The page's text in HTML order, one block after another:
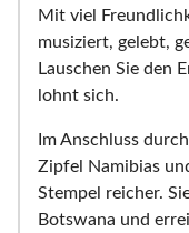
Mit viel
musiziert, gelebt,
Lauschen Sie den
lohnt sich.
Im Anschluss
Zipfel Namibias
Stempel reicher.
Botswana und